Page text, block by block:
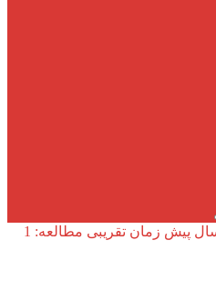
زمان تقریبی مطالعه: 1